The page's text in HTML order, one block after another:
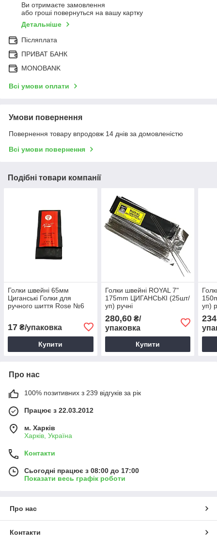
Ви отримаєте замовлення
або гроші повернуться на вашу картку
Детальніше
Післяплата
ПРИВАТ БАНК
MONOBANK
Всі умови оплати
Умови повернення
Повернення товару впродовж 14 днів за домовленістю
Всі умови повернення
Подібні товари компанії
Голки швейні 65мм
Циганські Голки для
ручного шиття Rose №6
17 ₴/упаковка
Купити
Голки швейні ROYAL 7"
175mm ЦИГАНСЬКІ (25шт/
уп) ручні
280,60₴/
упаковка
Купити
уп)
Про нас
100% позитивних з 239 відгуків за рік
Працює з 22.03.2012
м. Харків
Харків, Україна
Контакти
Сьогодні працює з 08:00 до 17:00
Показати весь графік роботи
Про нас
Контакти